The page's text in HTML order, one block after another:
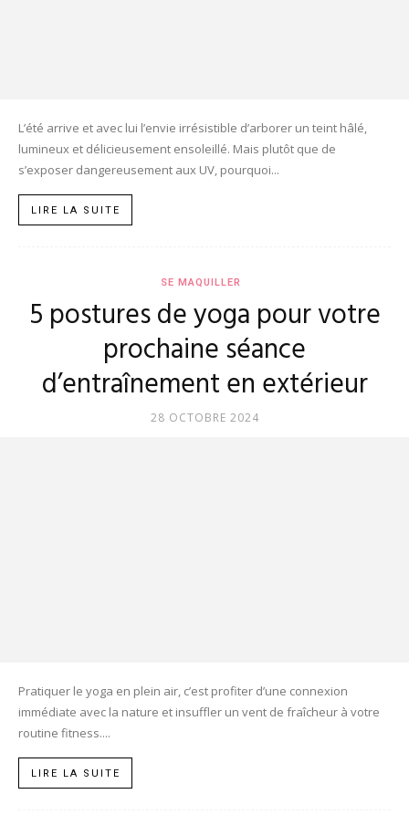
L’été arrive et avec lui l’envie irrésistible d’arborer un teint hâlé,
lumineux et délicieusement ensoleillé. Mais plutôt que de
s’exposer dangereusement aux UV, pourquoi...
LIRE LA SUITE
SE MAQUILLER
5 postures de yoga pour votre
prochaine séance
d’entraînement en extérieur
28 OCTOBRE 2024
Pratiquer le yoga en plein air, c’est profiter d’une connexion
immédiate avec la nature et insuffler un vent de fraîcheur à votre
routine fitness....
LIRE LA SUITE